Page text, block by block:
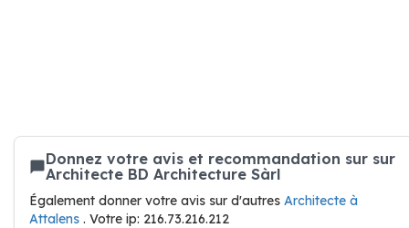
Donnez votre avis et recommandation sur sur
Architecte BD Architecture Sàrl
Également donner votre avis sur d'autres Architecte à
Attalens . Votre ip: 216.73.216.212